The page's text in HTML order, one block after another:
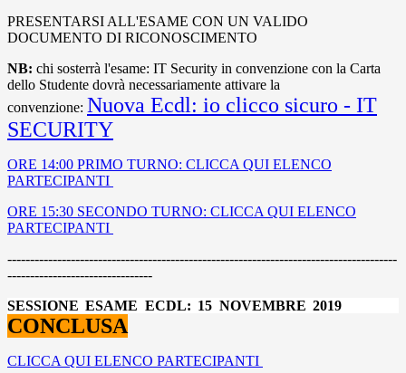
PRESENTARSI ALL'ESAME CON UN VALIDO
DOCUMENTO DI RICONOSCIMENTO
NB: chi sosterrà l'esame: IT Security in convenzione con la Carta
dello Studente dovrà necessariamente attivare la
convenzione: Nuova Ecdl: io clicco sicuro - IT
SECURITY
ORE 14:00 PRIMO TURNO: CLICCA QUI ELENCO
PARTECIPANTI
ORE 15:30 SECONDO TURNO: CLICCA QUI ELENCO
PARTECIPANTI
--------------------------------------------------------------------------------------
--------------------------------
SESSIONE ESAME ECDL: 15 NOVEMBRE 2019
CONCLUSA
CLICCA QUI ELENCO PARTECIPANTI